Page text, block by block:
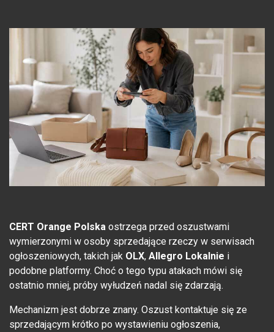
CERT Orange Polska ostrzega przed oszustwami
wymierzonymi w osoby sprzedające rzeczy w serwisach
ogłoszeniowych, takich jak OLX, Allegro Lokalnie i
podobne platformy. Choć o tego typu atakach mówi się
ostatnio mniej, próby wyłudzeń nadal się zdarzają.
Mechanizm jest dobrze znany. Oszust kontaktuje się ze
sprzedającym krótko po wystawieniu ogłoszenia,